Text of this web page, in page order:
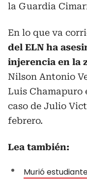
la Guardia
En lo que va
del ELN ha
injerencia en la
Nilson Antonio
Luis Chamapuro
caso de Julio
febrero.
Lea también:
Murió